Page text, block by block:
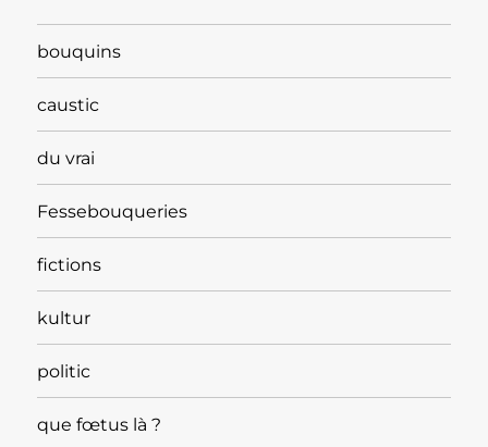
bouquins
caustic
du vrai
Fessebouqueries
fictions
kultur
politic
que fœtus là ?